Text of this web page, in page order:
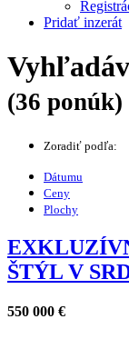
Pridať inzerát
(36 ponúk)
Zoradiť podľa:
Dátumu
Ceny
Plochy
ŠTÝL V
550 000 €